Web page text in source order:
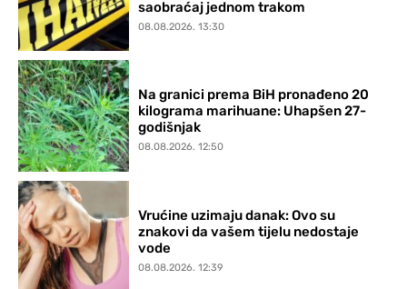
saobraćaj jednom trakom
08.08.2026. 13:30
Na granici prema BiH pronađeno 20
kilograma marihuane: Uhapšen 27-
godišnjak
08.08.2026. 12:50
Vrućine uzimaju danak: Ovo su
znakovi da vašem tijelu nedostaje
vode
08.08.2026. 12:39